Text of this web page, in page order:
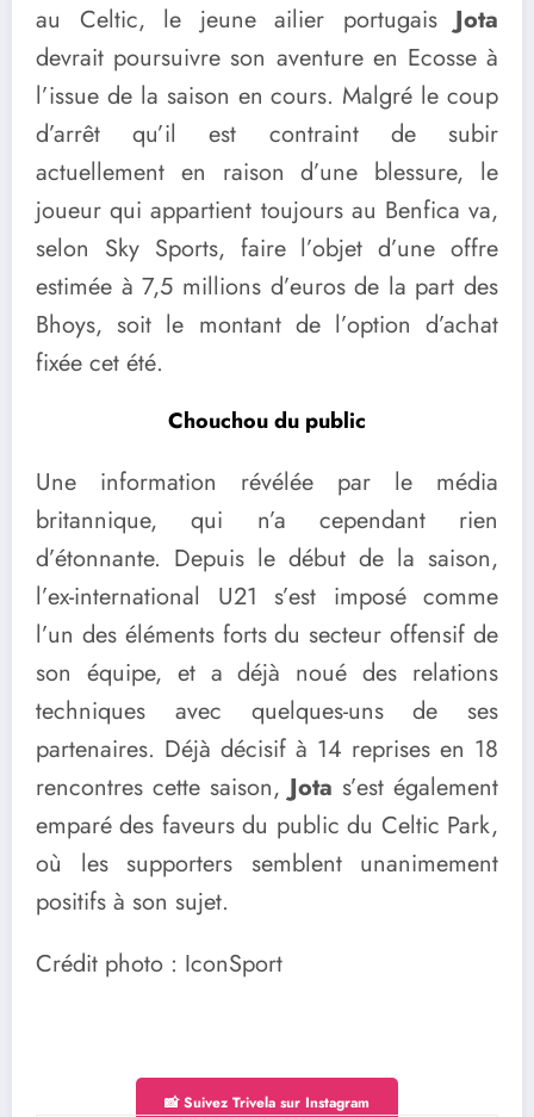
au Celtic, le jeune ailier portugais Jota
devrait poursuivre son aventure en Ecosse à
l’issue de la saison en cours. Malgré le coup
d’arrêt qu’il est contraint de subir
actuellement en raison d’une blessure, le
joueur qui appartient toujours au Benfica va,
selon Sky Sports, faire l’objet d’une offre
estimée à 7,5 millions d’euros de la part des
Bhoys, soit le montant de l’option d’achat
fixée cet été.
Chouchou du public
Une information révélée par le média
britannique, qui n’a cependant rien
d’étonnante. Depuis le début de la saison,
l’ex-international U21 s’est imposé comme
l’un des éléments forts du secteur offensif de
son équipe, et a déjà noué des relations
techniques avec quelques-uns de ses
partenaires. Déjà décisif à 14 reprises en 18
rencontres cette saison,Jota s’est également
emparé des faveurs du public du Celtic Park,
où les supporters semblent unanimement
positifs à son sujet.
Crédit photo : IconSport
📸 Suivez Trivela sur Instagram